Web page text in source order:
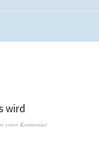
wird
einen Kommentar